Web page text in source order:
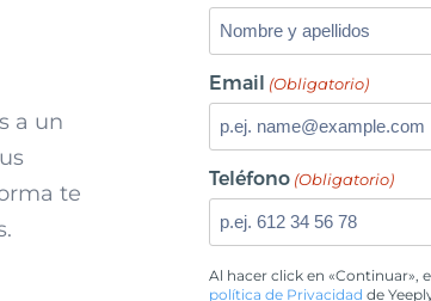
a un
te
Email (Obligatorio)
Teléfono (Obligatorio)
Al hacer click en «Continuar»,
política de Privacidad de